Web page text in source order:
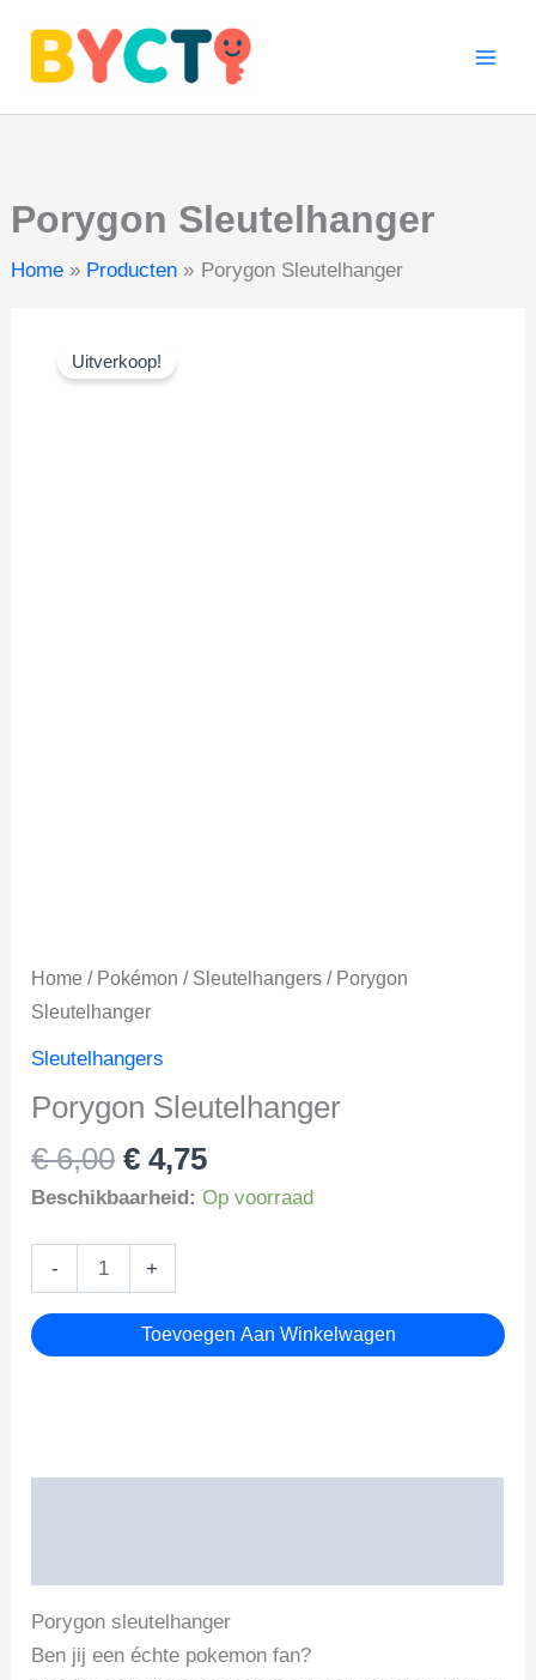
inhoud
Porygon Sleutelhanger
Home Producten Porygon Sleutelhanger
Uitverkoop!
Home / Pokémon / Sleutelhangers / Porygon
Sleutelhanger
Sleutelhangers
Porygon Sleutelhanger
€6,00 Oorspronkelijke
prijs
€ 6,00.
€ 4,75Huidige
prijs
Beschikbaarheid: Op voorraad
-
Porygon
Sleutelhanger
aantal
+
Toevoegen Aan Winkelwagen
Porygon sleutelhanger
Ben jij een échte pokemon fan?